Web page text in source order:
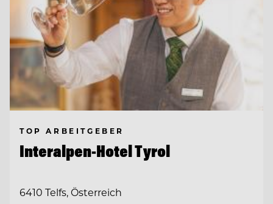
TOP ARBEITGEBER
Interalpen-Hotel Tyrol
6410 Telfs, Österreich